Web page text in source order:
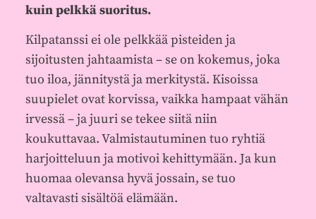
kuin pelkkä suoritus.
Kilpatanssi ei ole pelkkää pisteiden ja
sijoitusten jahtaamista – se on kokemus, joka
tuo iloa, jännitystä ja merkitystä. Kisoissa
suupielet ovat korvissa, vaikka hampaat vähän
irvessä – ja juuri se tekee siitä niin
koukuttavaa. Valmistautuminen tuo ryhtiä
harjoitteluun ja motivoi kehittymään. Ja kun
huomaa olevansa hyvä jossain, se tuo
valtavasti sisältöä elämään.